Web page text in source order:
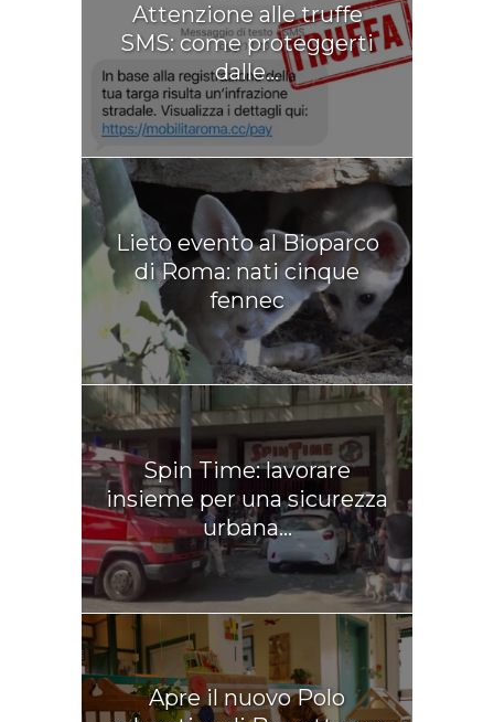
Attenzione alle truffe
SMS: come proteggerti
dalle...
Lieto evento al Bioparco
di Roma: nati cinque
fennec
Spin Time: lavorare
insieme per una sicurezza
urbana...
Apre il nuovo Polo